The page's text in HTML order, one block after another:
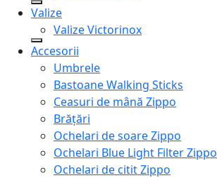
Valize
Valize Victorinox
Accesorii
Umbrele
Bastoane Walking Sticks
Ceasuri de mână Zippo
Brățări
Ochelari de soare Zippo
Ochelari Blue Light Filter Zippo
Ochelari de citit Zippo